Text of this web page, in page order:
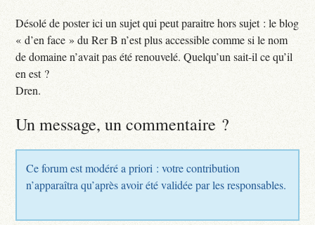
Désolé de poster ici un sujet qui peut paraitre hors sujet : le blog
« d’en face » du Rer B n’est plus accessible comme si le nom
de domaine n’avait pas été renouvelé. Quelqu’un sait-il ce qu’il
en est ?
Dren.
Un message, un commentaire ?
Ce forum est modéré a priori : votre contribution
n’apparaîtra qu’après avoir été validée par les responsables.